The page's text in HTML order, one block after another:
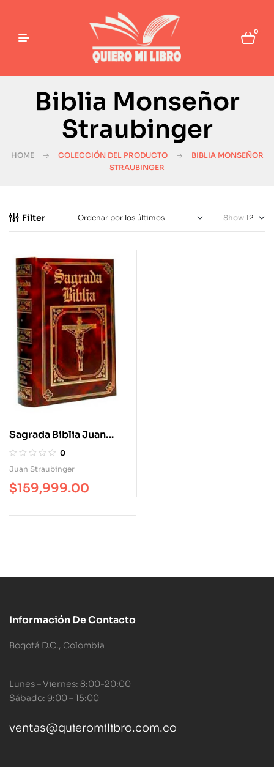
0
Biblia Monseñor
Straubinger
HOME COLECCIÓN DEL PRODUCTO
BIBLIA MONSEÑOR
STRAUBINGER
Filter Show
Sagrada Biblia Juan
Straubinger. Edición
Catolica – Juan
0
Juan Straubinger
$159,999.00
Información De Contacto
Bogotá D.C., Colombia
Lunes – Viernes: 8:00-20:00
Sábado: 9:00 – 15:00
ventas@quieromilibro.com.co